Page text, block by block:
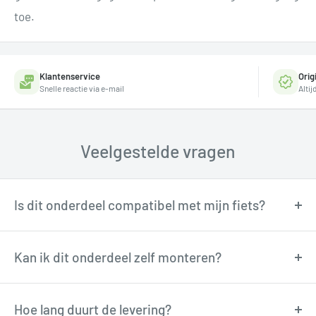
toe.
Klantenservice
Snelle reactie via e-mail
Veelgestelde vragen
Is dit onderdeel compatibel met mijn fiets?
Onze fietstechnici kunnen je adviseren over
compatibiliteit. Neem contact op via
Kan ik dit onderdeel zelf monteren?
Veel onderdelen zijn goed zelf te monteren met
basisgereedschap. Twijfel je? Onze technici
Hoe lang duurt de levering?